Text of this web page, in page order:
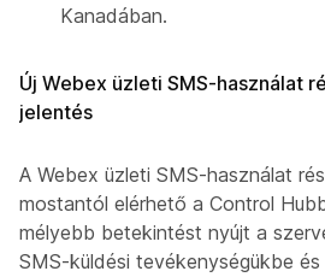
Kanadában.
Új Webex üzleti SMS-használat
jelentés
A Webex üzleti SMS-használat
mostantól elérhető a Control
mélyebb betekintést nyújt a
SMS-küldési tevékenységükbe és